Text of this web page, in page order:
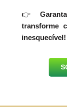
👉
transforme
inesquecível!